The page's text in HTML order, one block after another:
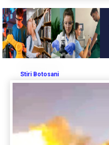
Stiri Botosani